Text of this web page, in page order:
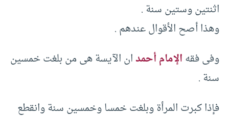
اثنتين وستين سنة .‏
وهذا أصح الأقوال عندهم .‏
وفى فقهالإمام أحمدان الآيسة هى من بلغت خمسين
سنة .‏
فإذا كبرت المرأة وبلغت خمسا وخمسين سنة وانقطع